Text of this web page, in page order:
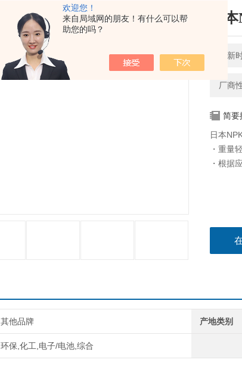
欢迎您！
来自局域网的朋友！有什么可以帮
助您的吗？
日
更新
厂商
简要
日本
・重量
・根据
其他品牌 产地类别
环保,化工,电子/电池,综合